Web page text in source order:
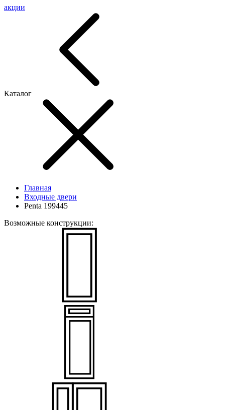
акции
Каталог
Главная
Входные двери
Penta 199445
Возможные конструкции: